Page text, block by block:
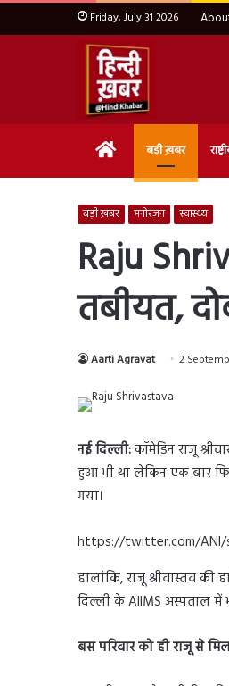
Friday, July 31 2026
Home बड़ी ख़बर
बड़ी ख़बर मनोरंजन स्वास्थ्य
Raju
तबीयत,
Aarti Agravat 2
नई दिल्ली:कॉमेडिन राजू
हुआ भी था लेकिन एक बार
गया।
https://twitter.com/ANI/
हालांकि, राजू श्रीवास्तव की
दिल्ली के AIIMS अस्पताल में
बस परिवार को ही राजू से